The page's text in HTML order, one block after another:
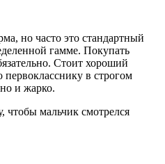
но часто это стандартный
гамме. Покупать
Стоит хороший
в строгом
и жарко.
чтобы мальчик смотрелся